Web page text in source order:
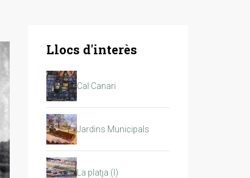
Llocs d'interès
Cal Canari
Jardins Municipals
La platja (I)